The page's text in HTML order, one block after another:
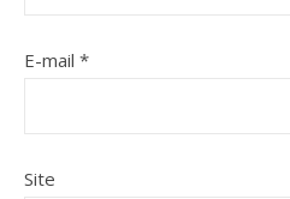
E-mail *
Site